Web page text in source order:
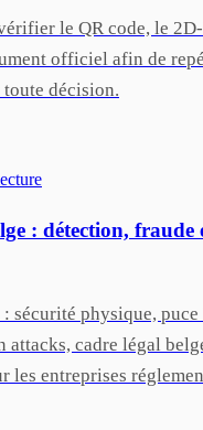
le QR code, le
officiel afin de
décision.
: détection, fraude
sécurité physique, puce
attacks, cadre légal
entreprises